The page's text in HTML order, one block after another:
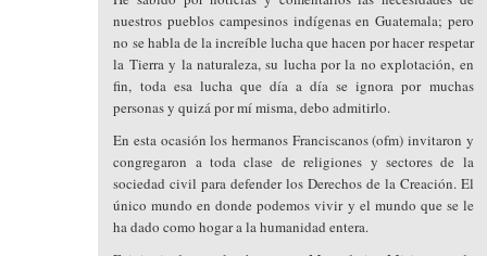
nuestros pueblos campesinos indígenas en Guatemala; pero
no se habla de la increíble lucha que hacen por hacer respetar
la Tierra y la naturaleza, su lucha por la no explotación, en
fin, toda esa lucha que día a día se ignora por muchas
personas y quizá por mí misma, debo admitirlo.
En esta ocasión los hermanos Franciscanos (ofm) invitaron y
congregaron a toda clase de religiones y sectores de la
sociedad civil para defender los Derechos de la Creación. El
único mundo en donde podemos vivir y el mundo que se le
ha dado como hogar a la humanidad entera.